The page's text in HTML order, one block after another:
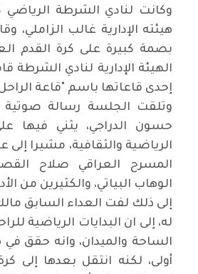
وكانت لنادي الشرطة
هيئته الإدارية غالب الزاملي،
بصمة كبيرة على كرة القدم
الهيئة الإدارية لنادي الشرطة
إحدى قاعاتها باسم "قاعة
وتلقت الجلسة رسالة صوتية
حسون الدراجي، يثني فيها
الرياضية والثقافية، مشيرا إلى
المسرح العراقي صلاح
الوهاب البياتي، والكثيرين من
إلى ذلك لفت العداء السابق
له، إلى ان البدايات الرياضية
الساحة والميدان، وانه حقق في
أولى، لكنه انتقل بعدها إلى